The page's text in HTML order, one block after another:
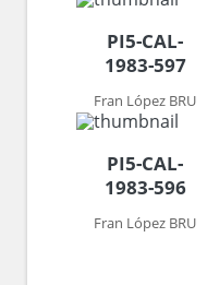
PI5-CAL-
1983-597
Fran López BRU
PI5-CAL-
1983-596
Fran López BRU